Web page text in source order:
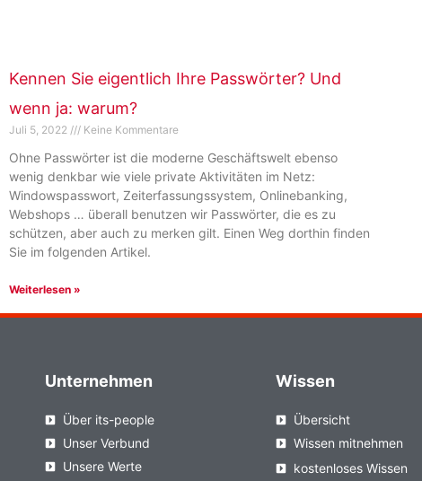
Kennen Sie eigentlich Ihre Passwörter? Und
wenn ja: warum?
Juli 5, 2022 Keine Kommentare
Ohne Passwörter ist die moderne Geschäftswelt ebenso
wenig denkbar wie viele private Aktivitäten im Netz:
Windowspasswort, Zeiterfassungssystem, Onlinebanking,
Webshops … überall benutzen wir Passwörter, die es zu
schützen, aber auch zu merken gilt. Einen Weg dorthin finden
Sie im folgenden Artikel.
Weiterlesen »
Unternehmen
Über its-people
Unser Verbund
Unsere Werte
Wissen
Übersicht
Wissen mitnehmen
kostenloses Wissen